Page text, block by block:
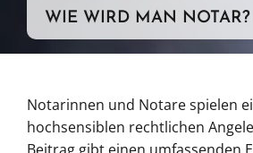
WIE WIRD MAN
Notarinnen und Notare spielen
hochsensiblen rechtlichen